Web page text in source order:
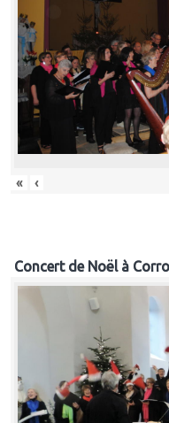
« ‹
Concert de Noël à